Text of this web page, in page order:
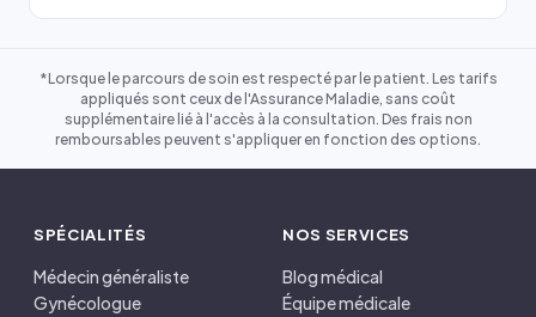
*Lorsque le parcours de soin est respecté par le patient. Les tarifs
appliqués sont ceux de l'Assurance Maladie, sans coût
supplémentaire lié à l'accès à la consultation. Des frais non
remboursables peuvent s'appliquer en fonction des options.
SPÉCIALITÉS
Médecin généraliste
Gynécologue
NOS SERVICES
Blog médical
Équipe médicale